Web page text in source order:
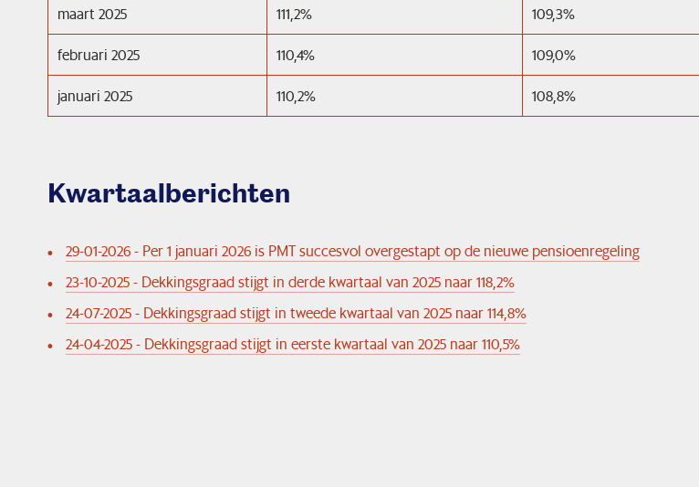
maart 2025 111,2% 109,3%
februari 2025 110,4% 109,0%
januari 2025 110,2% 108,8%
Kwartaalberichten
29-01-2026 - Per 1 januari 2026 is PMT succesvol overgestapt op de nieuwe pensioenregeling
23-10-2025 - Dekkingsgraad stijgt in derde kwartaal van 2025 naar 118,2%
24-07-2025 - Dekkingsgraad stijgt in tweede kwartaal van 2025 naar 114,8%
24-04-2025 - Dekkingsgraad stijgt in eerste kwartaal van 2025 naar 110,5%